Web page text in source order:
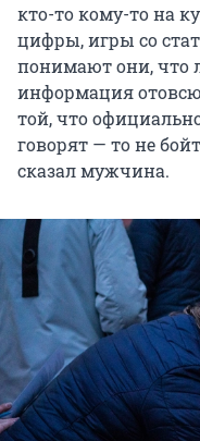
кто-то кому-то на
цифры, игры со
понимают они, что
информация
той, что
говорят — то не
сказал мужчина.